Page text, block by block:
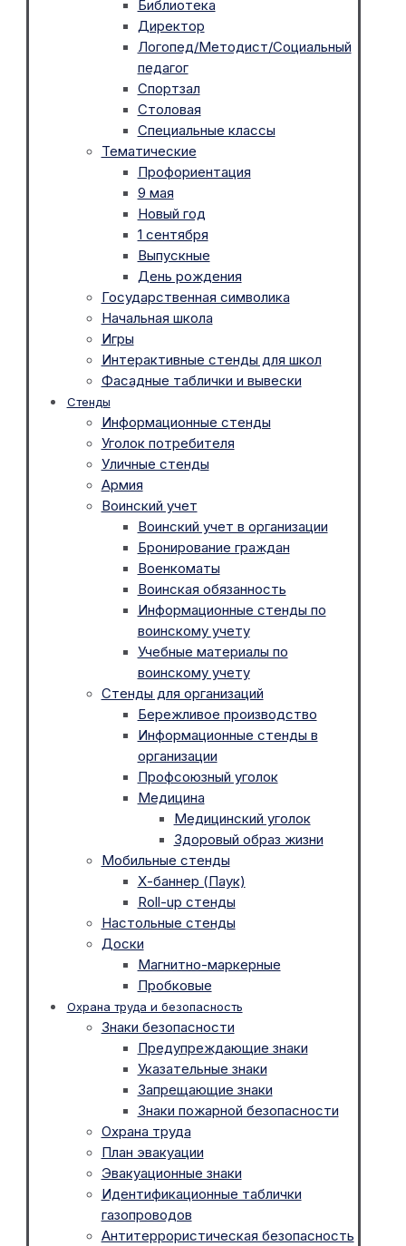
Библиотека
Директор
Логопед/Методист/Социальный
педагог
Спортзал
Столовая
Специальные классы
Тематические
Профориентация
9 мая
Новый год
1 сентября
Выпускные
День рождения
Государственная символика
Начальная школа
Игры
Интерактивные стенды для школ
Фасадные таблички и вывески
Стенды
Информационные стенды
Уголок потребителя
Уличные стенды
Армия
Воинский учет
Воинский учет в организации
Бронирование граждан
Военкоматы
Воинская обязанность
Информационные стенды по
воинскому учету
Учебные материалы по
воинскому учету
Стенды для организаций
Бережливое производство
Информационные стенды в
организации
Профсоюзный уголок
Медицина
Медицинский уголок
Здоровый образ жизни
Мобильные стенды
Х-баннер (Паук)
Roll-up стенды
Настольные стенды
Доски
Магнитно-маркерные
Пробковые
Охрана труда и безопасность
Знаки безопасности
Предупреждающие знаки
Указательные знаки
Запрещающие знаки
Знаки пожарной безопасности
Охрана труда
План эвакуации
Эвакуационные знаки
Идентификационные таблички
газопроводов
Антитеррористическая безопасность